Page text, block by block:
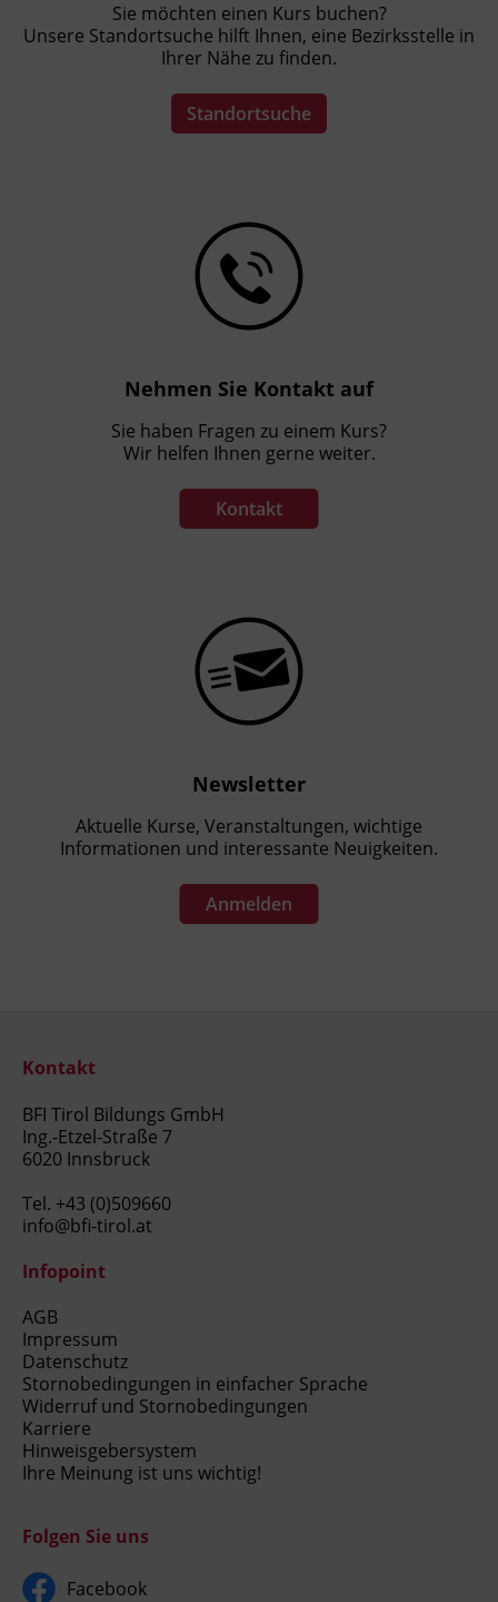
Sie möchten einen Kurs buchen?
Unsere Standortsuche hilft Ihnen, eine Bezirksstelle in
Ihrer Nähe zu finden.
Standortsuche
Nehmen Sie Kontakt auf
Sie haben Fragen zu einem Kurs?
Wir helfen Ihnen gerne weiter.
Kontakt
Newsletter
Aktuelle Kurse, Veranstaltungen, wichtige
Informationen und interessante Neuigkeiten.
Anmelden
Kontakt
BFI Tirol Bildungs GmbH
Ing.-Etzel-Straße 7
6020 Innsbruck
Tel. +43 (0)509660
info@bfi-tirol.at
Infopoint
AGB
Impressum
Datenschutz
Stornobedingungen in einfacher Sprache
Widerruf und Stornobedingungen
Karriere
Hinweisgebersystem
Ihre Meinung ist uns wichtig!
Folgen Sie uns
Facebook